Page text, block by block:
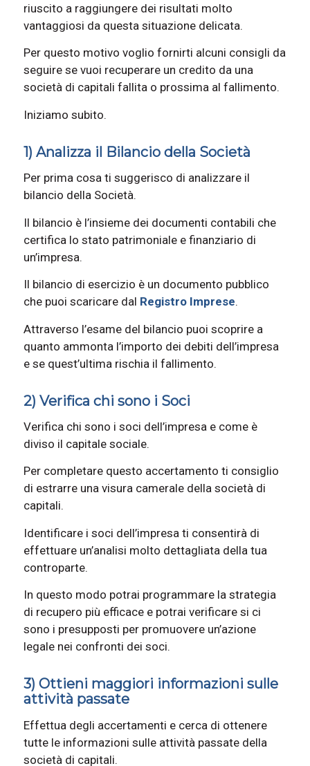
riuscito a raggiungere dei risultati molto
vantaggiosi da questa situazione delicata.
Per questo motivo voglio fornirti alcuni consigli da
seguire se vuoi recuperare un credito da una
società di capitali fallita o prossima al fallimento.
Iniziamo subito.
1) Analizza il Bilancio della Società
Per prima cosa ti suggerisco di analizzare il
bilancio della Società.
Il bilancio è l’insieme dei documenti contabili che
certifica lo stato patrimoniale e finanziario di
un’impresa.
Il bilancio di esercizio è un documento pubblico
che puoi scaricare dal Registro Imprese.
Attraverso l’esame del bilancio puoi scoprire a
quanto ammonta l’importo dei debiti dell’impresa
e se quest’ultima rischia il fallimento.
2) Verifica chi sono i Soci
Verifica chi sono i soci dell’impresa e come è
diviso il capitale sociale.
Per completare questo accertamento ti consiglio
di estrarre una visura camerale della società di
capitali.
Identificare i soci dell’impresa ti consentirà di
effettuare un’analisi molto dettagliata della tua
controparte.
In questo modo potrai programmare la strategia
di recupero più efficace e potrai verificare si ci
sono i presupposti per promuovere un’azione
legale nei confronti dei soci.
3) Ottieni maggiori informazioni sulle
attività passate
Effettua degli accertamenti e cerca di ottenere
tutte le informazioni sulle attività passate della
società di capitali.